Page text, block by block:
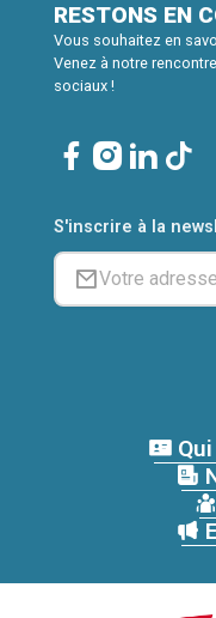
RESTONS EN
Vous souhaitez en
Venez à notre
sociaux !
S'inscrire à la